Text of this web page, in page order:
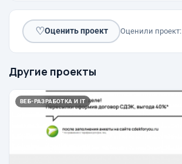
♡Оценить проект Оценили проект:
Другие проекты
ВЕБ-РАЗРАБОТКА И IT